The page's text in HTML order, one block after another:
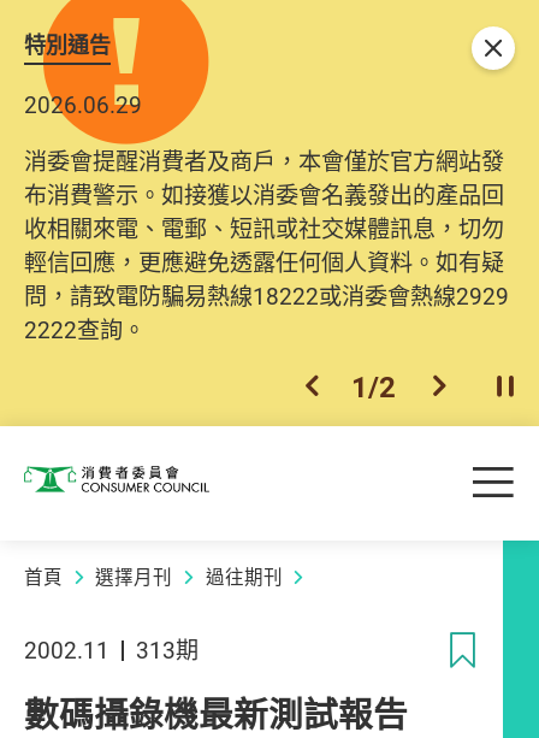
特別通告
2026.06.29
消委會提醒消費者及商戶，本會僅於官方網站發
布消費警示。如接獲以消委會名義發出的產品回
收相關來電、電郵、短訊或社交媒體訊息，切勿
輕信回應，更應避免透露任何個人資料。如有疑
問，請致電防騙易熱線18222或消委會熱線2929
2222查詢。
上一個
1/2 下一個開
關閉
消費者委員會 目
首頁 選擇月刊 過往期刊
2002.11 313期
數碼攝錄機最新測試報告